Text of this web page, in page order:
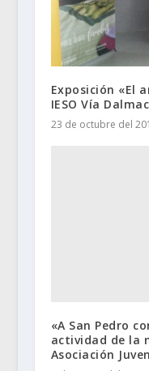
Exposición «El
IESO Vía
23 de octubre del
«A San Pedro
actividad de la
Asociación